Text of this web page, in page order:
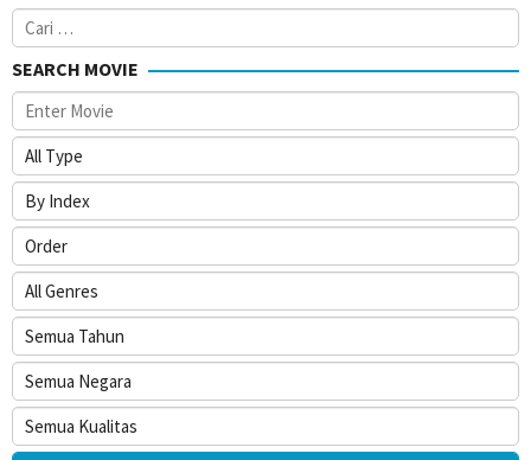
Cari
untuk:
SEARCH MOVIE